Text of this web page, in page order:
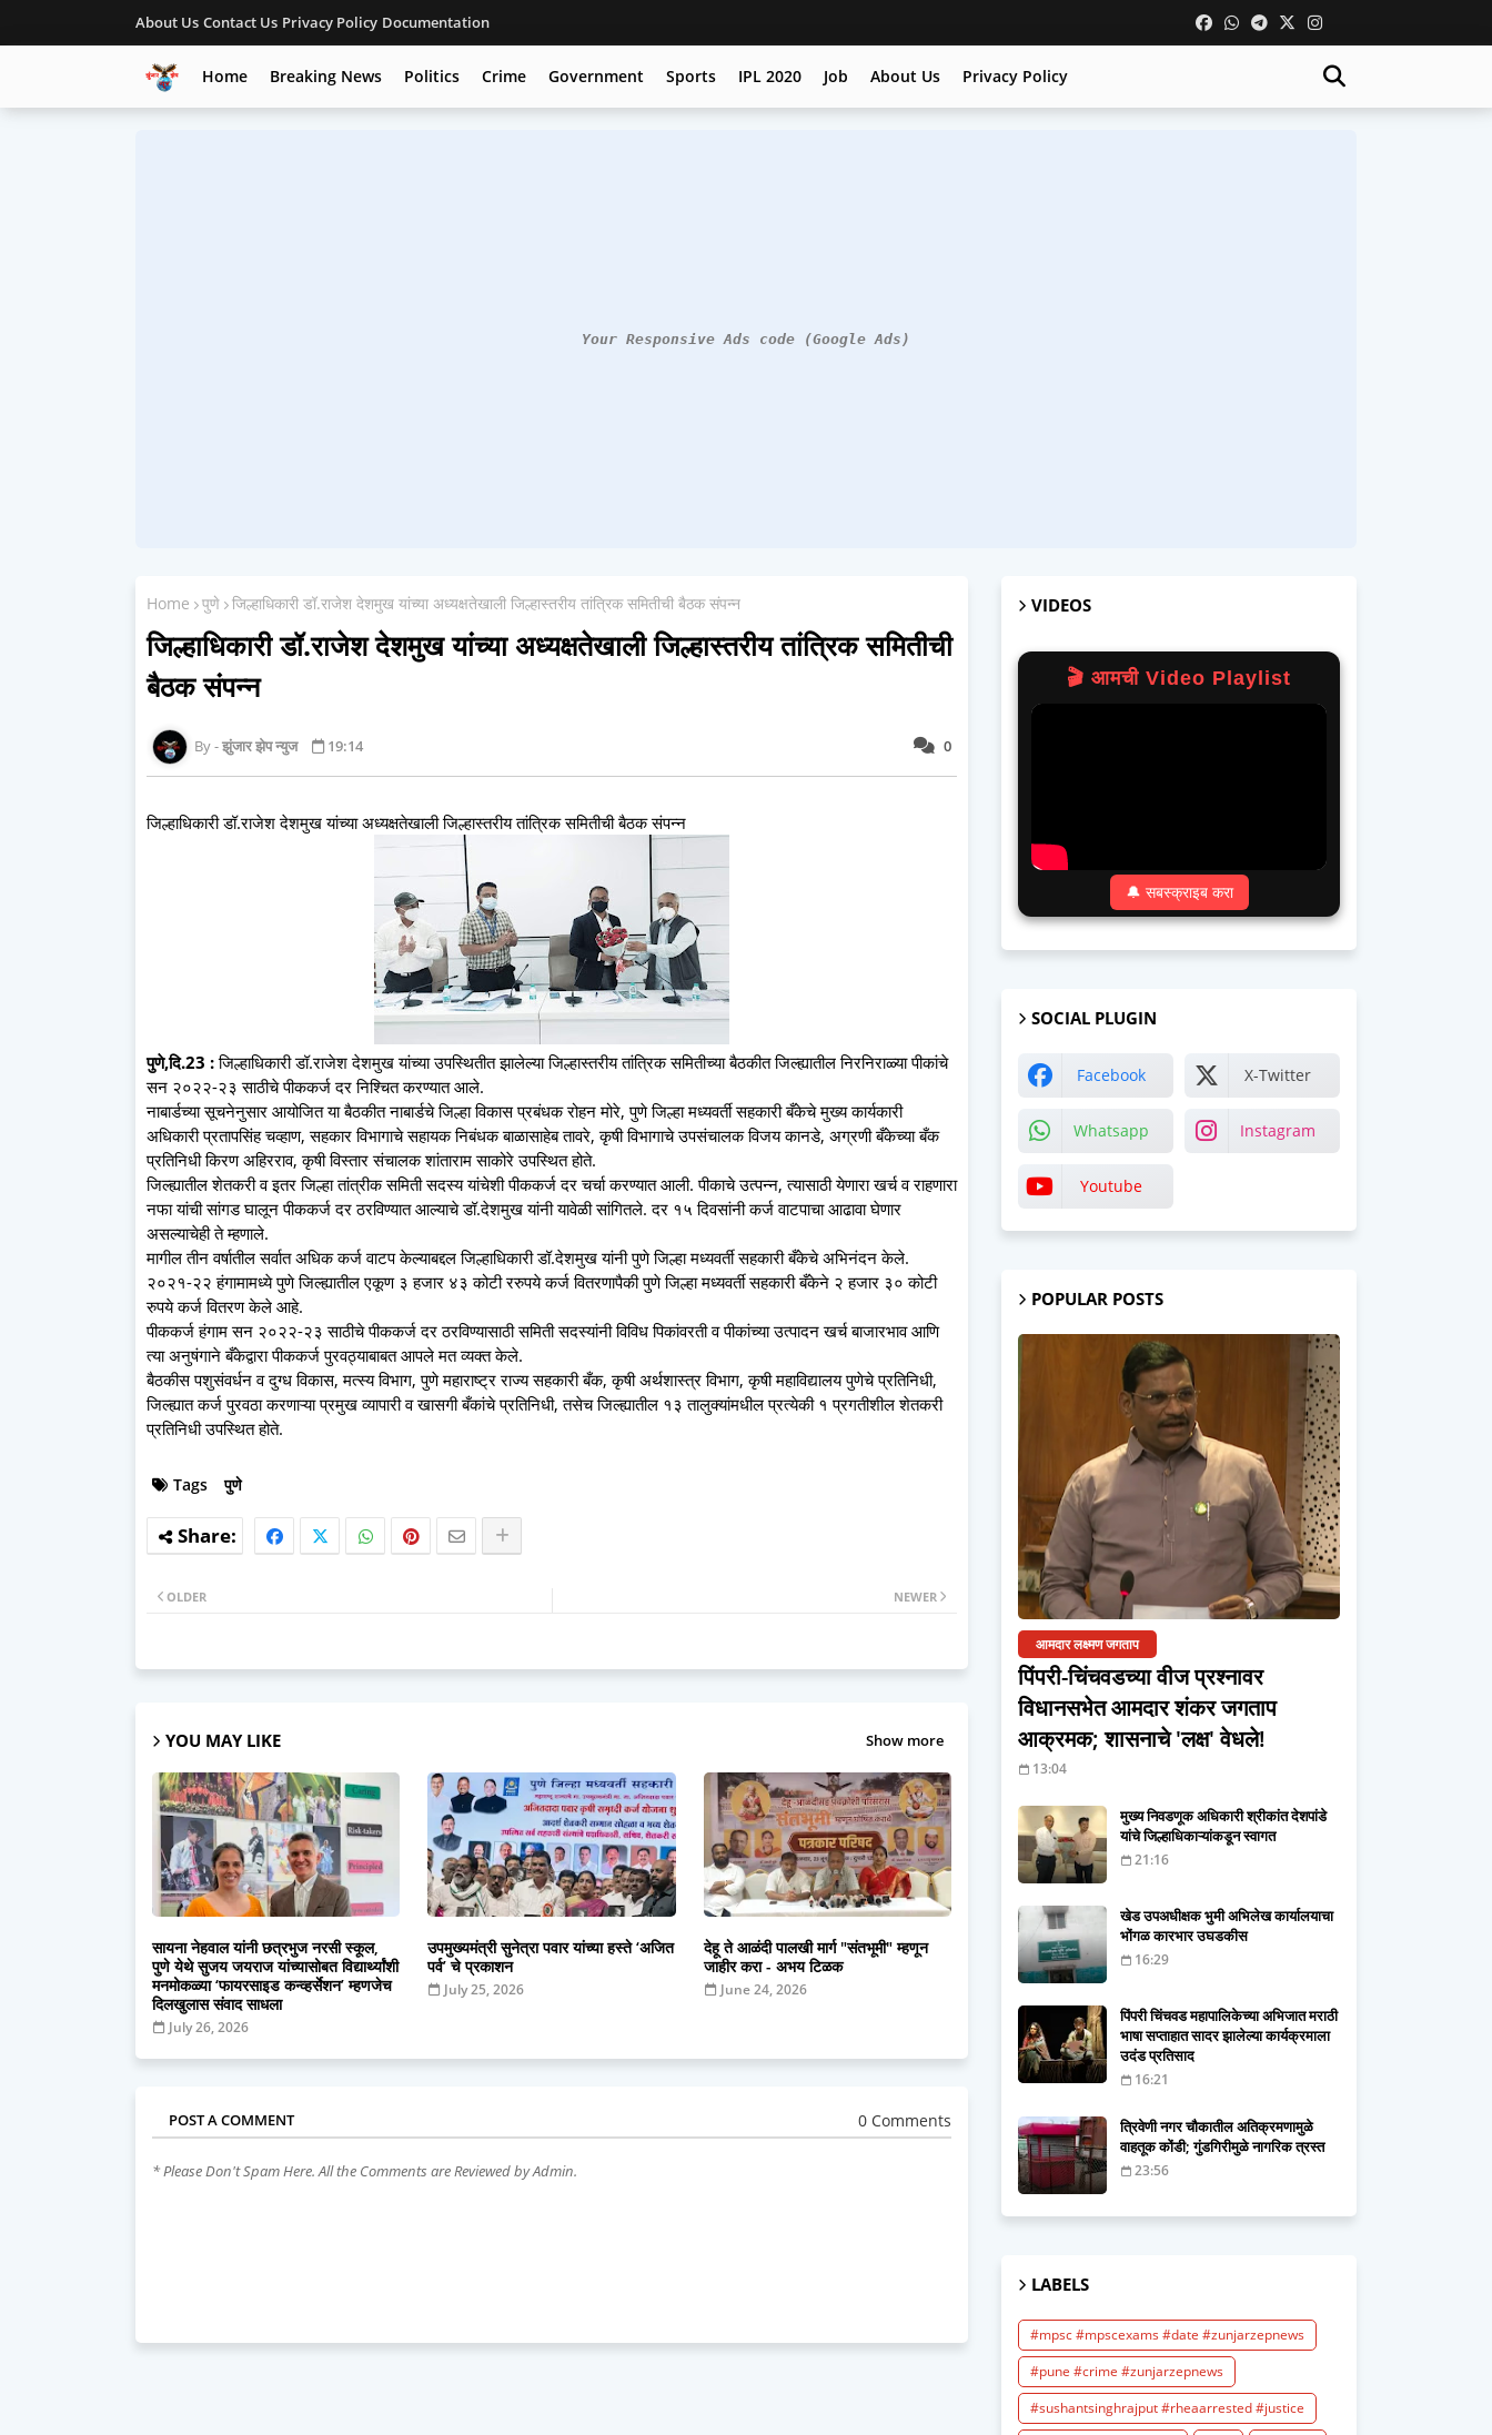
About Us Contact Us Privacy Policy Documentation
Home Breaking News Politics Crime Government Sports IPL 2020 Job About Us Privacy Policy
Your Responsive Ads code (Google Ads)
Home पुणे जिल्हाधिकारी डॉ.राजेश देशमुख यांच्या अध्यक्षतेखाली जिल्हास्तरीय तांत्रिक समितीची बैठक संपन्न
जिल्हाधिकारी डॉ.राजेश देशमुख यांच्या अध्यक्षतेखाली जिल्हास्तरीय तांत्रिक समितीची
बैठक संपन्न
0
झुंजार झेप न्युज 19:14
जिल्हाधिकारी डॉ.राजेश देशमुख यांच्या अध्यक्षतेखाली जिल्हास्तरीय तांत्रिक समितीची बैठक संपन्न
पुणे,दि.23 :जिल्हाधिकारी डॉ.राजेश देशमुख यांच्या उपस्थितीत झालेल्या जिल्हास्तरीय तांत्रिक समितीच्या बैठकीत जिल्ह्यातील निरनिराळ्या पीकांचे
सन २०२२-२३ साठीचे पीककर्ज दर निश्चित करण्यात आले.
नाबार्डच्या सूचनेनुसार आयोजित या बैठकीत नाबार्डचे जिल्हा विकास प्रबंधक रोहन मोरे, पुणे जिल्हा मध्यवर्ती सहकारी बँकेचे मुख्य कार्यकारी
अधिकारी प्रतापसिंह चव्हाण, सहकार विभागाचे सहायक निबंधक बाळासाहेब तावरे, कृषी विभागाचे उपसंचालक विजय कानडे, अग्रणी बँकेच्या बँक
प्रतिनिधी किरण अहिरराव, कृषी विस्तार संचालक शांताराम साकोरे उपस्थित होते.
जिल्ह्यातील शेतकरी व इतर जिल्हा तांत्रीक समिती सदस्य यांचेशी पीककर्ज दर चर्चा करण्यात आली. पीकाचे उत्पन्न, त्यासाठी येणारा खर्च व राहणारा
नफा यांची सांगड घालून पीककर्ज दर ठरविण्यात आल्याचे डॉ.देशमुख यांनी यावेळी सांगितले. दर १५ दिवसांनी कर्ज वाटपाचा आढावा घेणार
असल्याचेही ते म्हणाले.
मागील तीन वर्षातील सर्वात अधिक कर्ज वाटप केल्याबद्दल जिल्हाधिकारी डॉ.देशमुख यांनी पुणे जिल्हा मध्यवर्ती सहकारी बँकेचे अभिनंदन केले.
२०२१-२२ हंगामामध्ये पुणे जिल्ह्यातील एकूण ३ हजार ४३ कोटी ररुपये कर्ज वितरणापैकी पुणे जिल्हा मध्यवर्ती सहकारी बँकेने २ हजार ३० कोटी
रुपये कर्ज वितरण केले आहे.
पीककर्ज हंगाम सन २०२२-२३ साठीचे पीककर्ज दर ठरविण्यासाठी समिती सदस्यांनी विविध पिकांवरती व पीकांच्या उत्पादन खर्च बाजारभाव आणि
त्या अनुषंगाने बँकेद्वारा पीककर्ज पुरवठ्याबाबत आपले मत व्यक्त केले.
बैठकीस पशुसंवर्धन व दुग्ध विकास, मत्स्य विभाग, पुणे महाराष्ट्र राज्य सहकारी बँक, कृषी अर्थशास्त्र विभाग, कृषी महाविद्यालय पुणेचे प्रतिनिधी,
जिल्ह्यात कर्ज पुरवठा करणाऱ्या प्रमुख व्यापारी व खासगी बँकांचे प्रतिनिधी, तसेच जिल्ह्यातील १३ तालुक्यांमधील प्रत्येकी १ प्रगतीशील शेतकरी
प्रतिनिधी उपस्थित होते.
Tags पुणे
NEWER
OLDER
YOU MAY LIKE Show more
सायना नेहवाल यांनी छत्रभुज नरसी स्कूल,
पुणे येथे सुजय जयराज यांच्यासोबत विद्यार्थ्यांशी
मनमोकळ्या ‘फायरसाइड कन्व्हर्सेशन’ म्हणजेच
दिलखुलास संवाद साधला
July 26, 2026
उपमुख्यमंत्री सुनेत्रा पवार यांच्या हस्ते ‘अजित
पर्व’ चे प्रकाशन
July 25, 2026
देहू ते आळंदी पालखी मार्ग "संतभूमी" म्हणून
जाहीर करा - अभय टिळक
June 24, 2026
POST A COMMENT 0 Comments
* Please Don't Spam Here. All the Comments are Reviewed by Admin.
VIDEOS
🎬 आमची Video Playlist
🔔 सबस्क्राइब करा
SOCIAL PLUGIN
Facebook X-Twitter
Whatsapp Instagram
Youtube
POPULAR POSTS
आमदार लक्ष्मण जगताप
पिंपरी-चिंचवडच्या वीज प्रश्नावर
विधानसभेत आमदार शंकर जगताप
आक्रमक; शासनाचे 'लक्ष' वेधले!
13:04
मुख्य निवडणूक अधिकारी श्रीकांत देशपांडे
यांचे जिल्हाधिकाऱ्यांकडून स्वागत
21:16
खेड उपअधीक्षक भुमी अभिलेख कार्यालयाचा
भोंगळ कारभार उघडकीस
16:29
पिंपरी चिंचवड महापालिकेच्या अभिजात मराठी
भाषा सप्ताहात सादर झालेल्या कार्यक्रमाला
उदंड प्रतिसाद
16:21
त्रिवेणी नगर चौकातील अतिक्रमणामुळे
वाहतूक कोंडी; गुंडगिरीमुळे नागरिक त्रस्त
23:56
LABELS
#mpsc #mpscexams #date #zunjarzepnews
#pune #crime #zunjarzepnews
#sushantsinghrajput #rheaarrested #justice